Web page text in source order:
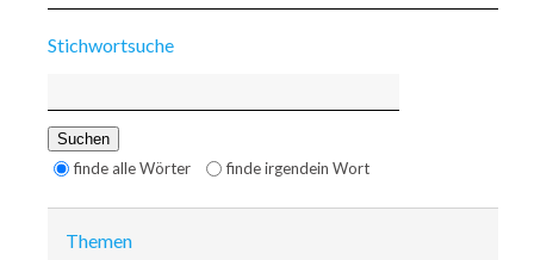
Stichwortsuche
Suchen
Optionen
finde alle Wörter finde irgendein Wort
Themen